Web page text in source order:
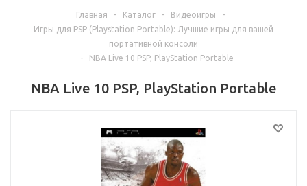
Главная - Каталог - Видеоигры
-
Игры для PSP (Playstation Portable): Лучшие игры для вашей
портативной консоли
-
NBA Live 10 PSP, PlayStation Portable
NBA Live 10 PSP, PlayStation Portable